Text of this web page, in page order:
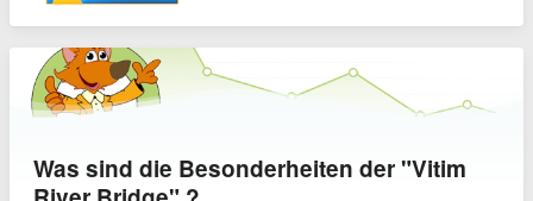
Was sind die Besonderheiten der "Vitim